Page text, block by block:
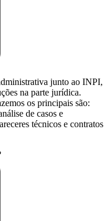
junto ao INPI,
na parte jurídica.
os principais são:
de casos e
técnicos e contratos